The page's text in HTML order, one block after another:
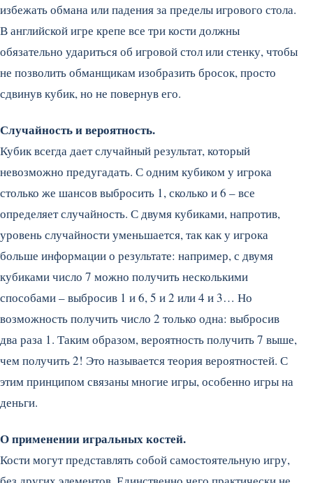
избежать обмана или падения за пределы игрового стола.
В английской игре крепе все три кости должны
обязательно удариться об игровой стол или стенку, чтобы
не позволить обманщикам изобразить бросок, просто
сдвинув кубик, но не повернув его.
Случайность и вероятность.
Кубик всегда дает случайный результат, который
невозможно предугадать. С одним кубиком у игрока
столько же шансов выбросить 1, сколько и 6 – все
определяет случайность. С двумя кубиками, напротив,
уровень случайности уменьшается, так как у игрока
больше информации о результате: например, с двумя
кубиками число 7 можно получить несколькими
способами – выбросив 1 и 6, 5 и 2 или 4 и 3… Но
возможность получить число 2 только одна: выбросив
два раза 1. Таким образом, вероятность получить 7 выше,
чем получить 2! Это называется теория вероятностей. С
этим принципом связаны многие игры, особенно игры на
деньги.
О применении игральных костей.
Кости могут представлять собой самостоятельную игру,